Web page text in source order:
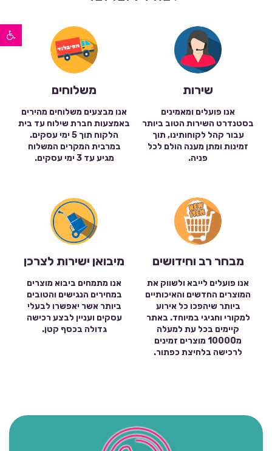
פתח סרגל נגישות
שירות
אנו פועלים ומאמינים
בסטנדרט השירות הטוב ביותר
עבור קהל לקוחותינו, תוך
זמינות ומתן מענה הולם לכל
פניה.
משלוחים
אנו מבצעים משלוחים מהירים
באמצעות חברת שילוח עד בית
הלקוח תוך 5 ימי עסקים.
במרבית המקרים המשלוח
מגיע עד 3 ימי עסקים.
מבחר רב וחידושים
אנו פועלים לייבא ולשווק את
המוצרים החדשים והאיכותיים
ביותר שיהפכו כל אירוע
למקורי וחגיגי במיוחד. באתר
קיימים בכל עת למעלה
מ10000 מוצרים זמינים
לרכישה בלחיצת כפתור.
מיבואן ישירות לצרכן
אנו מתמחים ביבוא מוצרים
במחירים הנגישים והטובים
ביותר אשר יאפשרו לבעלי
עסקים ועניין לבצע רכישה
גדולה בכסף קטן.